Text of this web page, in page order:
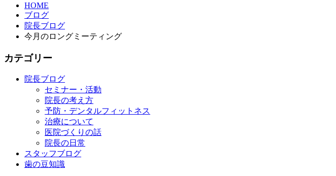
HOME
ブログ
院長ブログ
今月のロングミーティング
カテゴリー
院長ブログ
セミナー・活動
院長の考え方
予防・デンタルフィットネス
治療について
医院づくりの話
院長の日常
スタッフブログ
歯の豆知識